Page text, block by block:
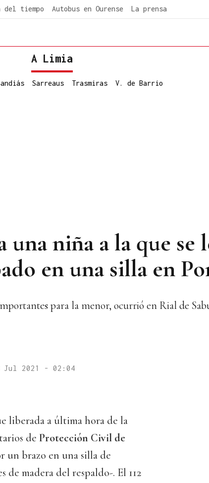
del tiempo Autobus en Ourense La prensa
A Limia
Sarreaus Trasmiras V. de Barrio
niña a la que se
en una silla en
para la menor, ocurrió en Rial de
Jul 2021 - 02:04
liberada a última hora de la
de Protección Civil de
un brazo en una silla de
de madera del respaldo-. El 112